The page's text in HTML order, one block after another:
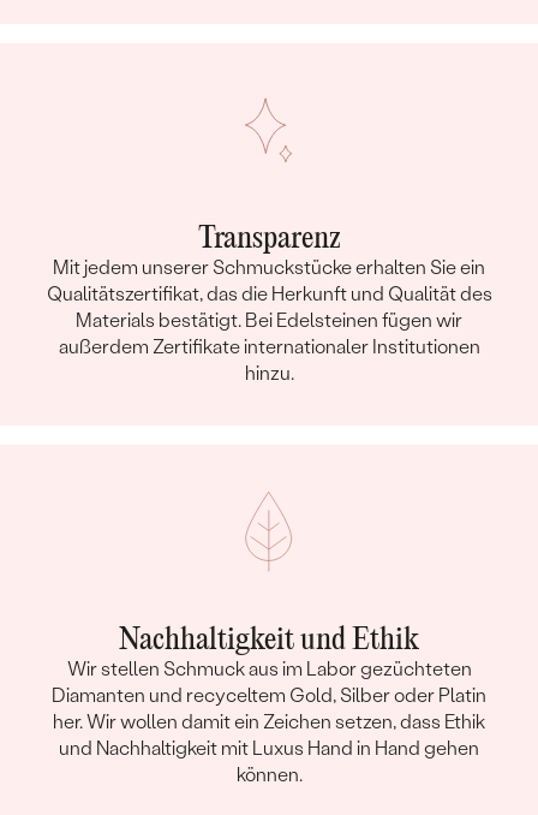
Transparenz
Mit jedem unserer Schmuckstücke erhalten Sie ein
Qualitätszertifikat, das die Herkunft und Qualität des
Materials bestätigt. Bei Edelsteinen fügen wir
außerdem Zertifikate internationaler Institutionen
hinzu.
Nachhaltigkeit und Ethik
Wir stellen Schmuck aus im Labor gezüchteten
Diamanten und recyceltem Gold, Silber oder Platin
her. Wir wollen damit ein Zeichen setzen, dass Ethik
und Nachhaltigkeit mit Luxus Hand in Hand gehen
können.